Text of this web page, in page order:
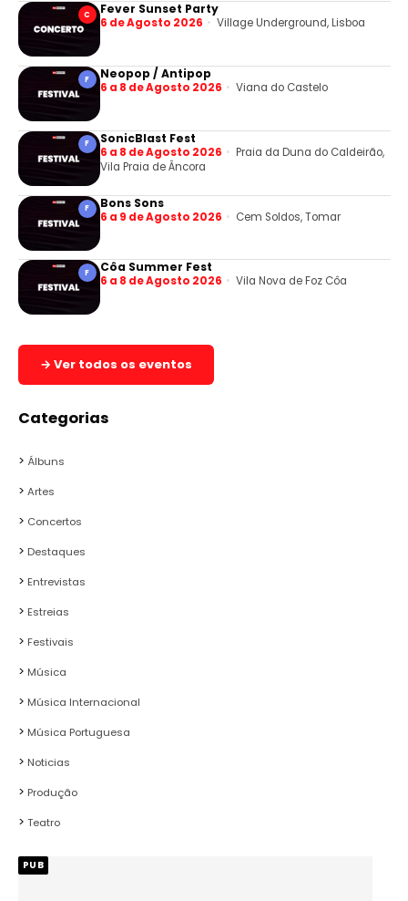
C Fever Sunset Party
6 de Agosto 2026 Village Underground, Lisboa
F Neopop / Antipop
6 a 8 de Agosto 2026 Viana do Castelo
F SonicBlast Fest
6 a 8 de Agosto 2026
Praia da Duna do Caldeirão,
Vila Praia de Âncora
F Bons Sons
6 a 9 de Agosto 2026 Cem Soldos, Tomar
F Côa Summer Fest
6 a 8 de Agosto 2026 Vila Nova de Foz Côa
→ Ver todos os eventos
Categorias
Álbuns
Artes
Concertos
Destaques
Entrevistas
Estreias
Festivais
Música
Música Internacional
Música Portuguesa
Noticias
Produção
Teatro
PUB